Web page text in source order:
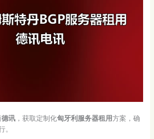
德讯，获取定制化匈牙利服务器租用方案，确